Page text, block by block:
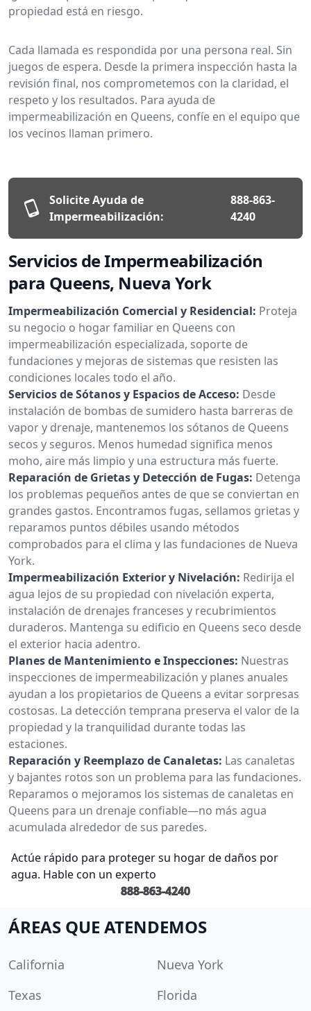
propiedad está en riesgo.
Cada llamada es respondida por una persona real. Sin
juegos de espera. Desde la primera inspección hasta la
revisión final, nos comprometemos con la claridad, el
respeto y los resultados. Para ayuda de
impermeabilización en Queens, confíe en el equipo que
los vecinos llaman primero.
Solicite Ayuda de
Impermeabilización:
888-863-
4240
Servicios de Impermeabilización
para Queens, Nueva York
Impermeabilización Comercial y Residencial: Proteja
su negocio o hogar familiar en Queens con
impermeabilización especializada, soporte de
fundaciones y mejoras de sistemas que resisten las
condiciones locales todo el año.
Servicios de Sótanos y Espacios de Acceso: Desde
instalación de bombas de sumidero hasta barreras de
vapor y drenaje, mantenemos los sótanos de Queens
secos y seguros. Menos humedad significa menos
moho, aire más limpio y una estructura más fuerte.
Reparación de Grietas y Detección de Fugas: Detenga
los problemas pequeños antes de que se conviertan en
grandes gastos. Encontramos fugas, sellamos grietas y
reparamos puntos débiles usando métodos
comprobados para el clima y las fundaciones de Nueva
York.
Impermeabilización Exterior y Nivelación: Redirija el
agua lejos de su propiedad con nivelación experta,
instalación de drenajes franceses y recubrimientos
duraderos. Mantenga su edificio en Queens seco desde
el exterior hacia adentro.
Planes de Mantenimiento e Inspecciones: Nuestras
inspecciones de impermeabilización y planes anuales
ayudan a los propietarios de Queens a evitar sorpresas
costosas. La detección temprana preserva el valor de la
propiedad y la tranquilidad durante todas las
estaciones.
Reparación y Reemplazo de Canaletas: Las canaletas
y bajantes rotos son un problema para las fundaciones.
Reparamos o mejoramos los sistemas de canaletas en
Queens para un drenaje confiable—no más agua
acumulada alrededor de sus paredes.
Actúe rápido para proteger su hogar de daños por
agua. Hable con un experto
888-863-4240
ÁREAS QUE ATENDEMOS
California
Nueva York
Texas
Florida